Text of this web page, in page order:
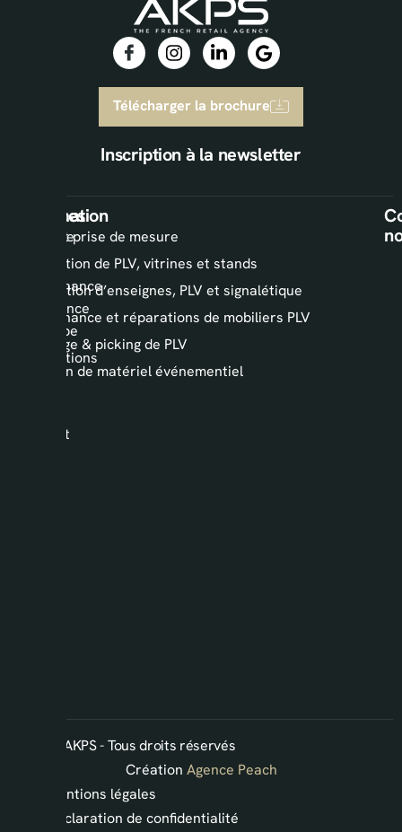
Télécharger la brochure
Inscription à la newsletter
Information
L’agence
Maintenance
PLV France
& Europe
Réalisations
Contact
Services
Audit et prise de mesure
Installation de PLV, vitrines et stands
Fabrication d’enseignes, PLV et signalétique
Maintenance et réparations de mobiliers PLV
Stockage & picking de PLV
Location de matériel événementiel
2026 ©AKPS - Tous droits réservés
Création Agence Peach
Mentions légales
Déclaration de confidentialité